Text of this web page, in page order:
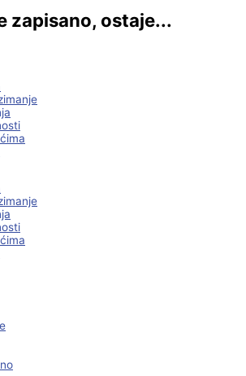
zapisano, ostaje...